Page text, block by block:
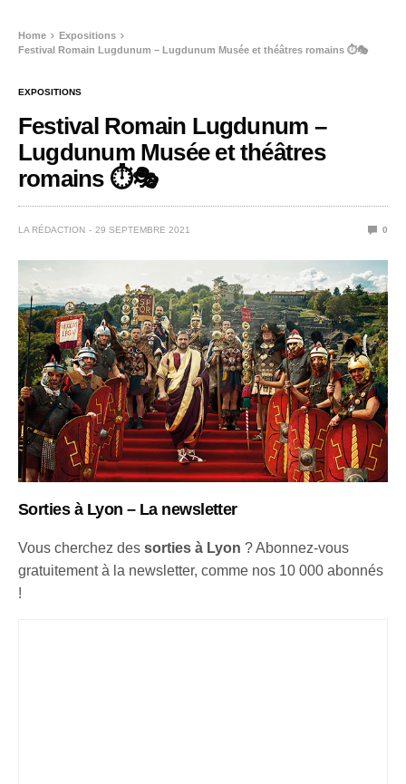
Home
Expositions
Festival Romain Lugdunum – Lugdunum Musée et théâtres romains ⏱️🎭
EXPOSITIONS
Festival Romain Lugdunum –
Lugdunum Musée et théâtres
romains ⏱️🎭
LA RÉDACTION 29 SEPTEMBRE 2021 0
Sorties à Lyon – La newsletter
Vous cherchez dessorties à Lyon ? Abonnez-vous
gratuitement à la newsletter, comme nos 10 000 abonnés
!